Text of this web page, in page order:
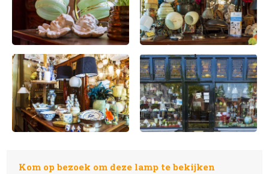
Kom op bezoek om deze lamp te bekijken